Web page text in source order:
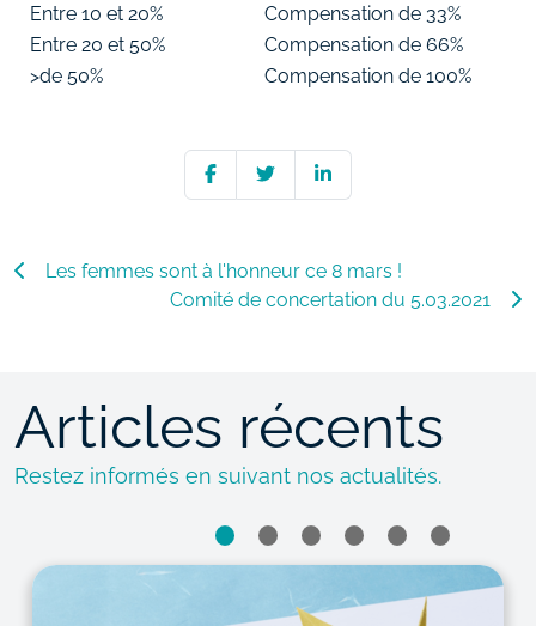
Entre 10 et 20%
Compensation de 33%
Entre 20 et 50%
Compensation de 66%
>de 50%
Compensation de 100%
Les femmes sont à l'honneur ce 8 mars !
Comité de concertation du 5.03.2021
Articles récents
Restez informés en suivant nos actualités.